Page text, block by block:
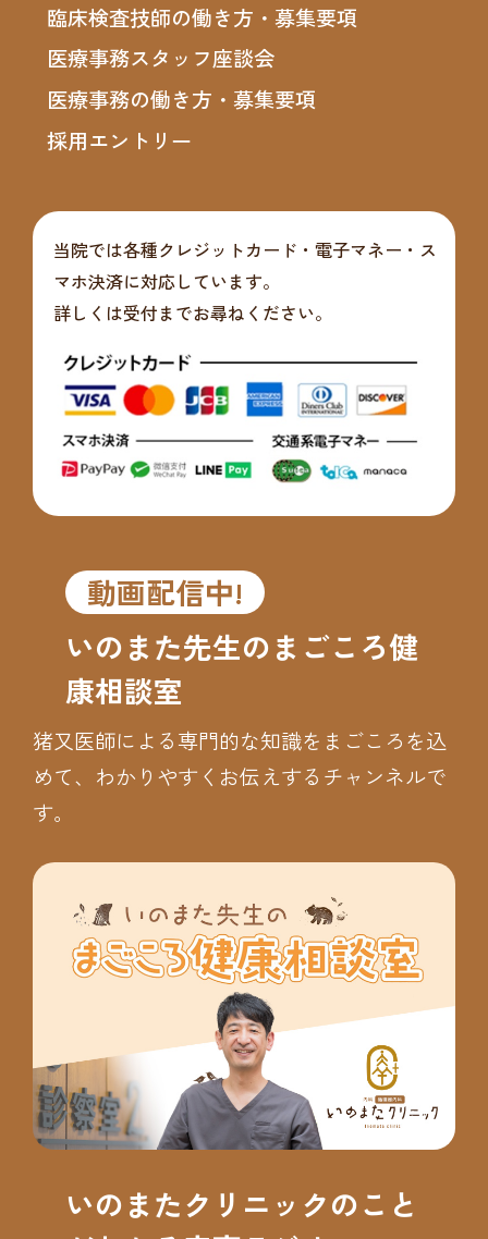
臨床検査技師の働き方・募集要項
医療事務スタッフ座談会
医療事務の働き方・募集要項
採用エントリー
当院では各種クレジットカード・電子マネー・ス
マホ決済に対応しています。
詳しくは受付までお尋ねください。
動画配信中!
いのまた先生のまごころ健
康相談室
猪又医師による専門的な知識をまごころを込
めて、わかりやすくお伝えするチャンネルで
す。
いのまたクリニックのこと